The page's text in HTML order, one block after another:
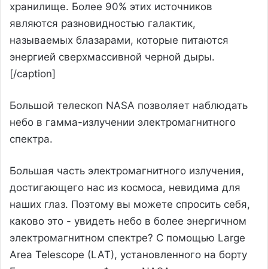
хранилище. Более 90% этих источников
являются разновидностью галактик,
называемых блазарами, которые питаются
энергией сверхмассивной черной дыры.
[/caption]
Большой телескоп NASA позволяет наблюдать
небо в гамма-излучении электромагнитного
спектра.
Большая часть электромагнитного излучения,
достигающего нас из космоса, невидима для
наших глаз. Поэтому вы можете спросить себя,
каково это - увидеть небо в более энергичном
электромагнитном спектре? С помощью Large
Area Telescope (LAT), установленного на борту